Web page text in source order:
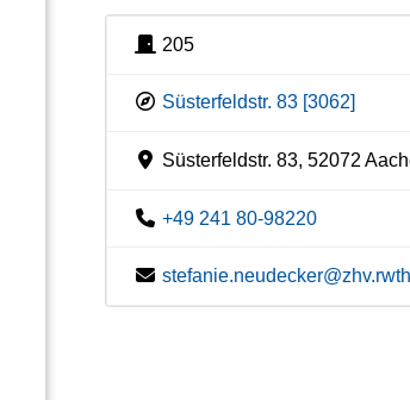
205
Süsterfeldstr. 83 [3062]
Süsterfeldstr. 83, 52072
+49 241 80-98220